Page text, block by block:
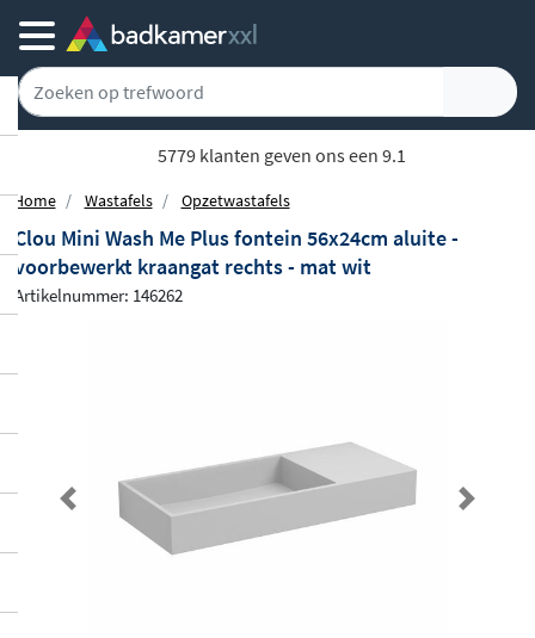
5779 klanten geven ons een 9.1
Home Wastafels Opzetwastafels
Clou Mini Wash Me Plus fontein 56x24cm aluite -
voorbewerkt kraangat rechts - mat wit
Artikelnummer: 146262
Previous Next